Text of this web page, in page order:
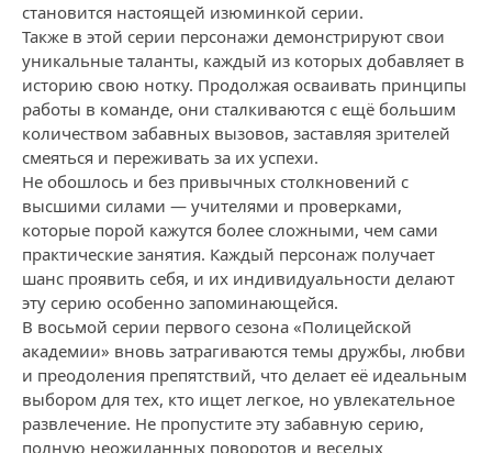
становится настоящей изюминкой серии.
Также в этой серии персонажи демонстрируют свои
уникальные таланты, каждый из которых добавляет в
историю свою нотку. Продолжая осваивать принципы
работы в команде, они сталкиваются с ещё большим
количеством забавных вызовов, заставляя зрителей
смеяться и переживать за их успехи.
Не обошлось и без привычных столкновений с
высшими силами — учителями и проверками,
которые порой кажутся более сложными, чем сами
практические занятия. Каждый персонаж получает
шанс проявить себя, и их индивидуальности делают
эту серию особенно запоминающейся.
В восьмой серии первого сезона «Полицейской
академии» вновь затрагиваются темы дружбы, любви
и преодоления препятствий, что делает её идеальным
выбором для тех, кто ищет легкое, но увлекательное
развлечение. Не пропустите эту забавную серию,
полную неожиданных поворотов и веселых